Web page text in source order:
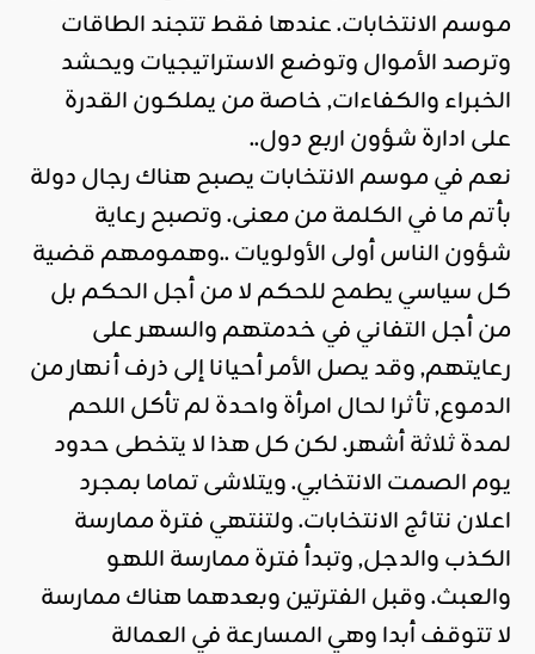
موسم الانتخابات. عندها فقط تتجند الطاقات
وترصد الأموال وتوضع الاستراتيجيات ويحشد
الخبراء والكفاءات, خاصة من يملكون القدرة
على ادارة شؤون اربع دول..
نعم في موسم الانتخابات يصبح هناك رجال دولة
بأتم ما في الكلمة من معنى. وتصبح رعاية
شؤون الناس أولى الأولويات ..وهمومهم قضية
كل سياسي يطمح للحكم لا من أجل الحكم بل
من أجل التفاني في خدمتهم والسهر على
رعايتهم, وقد يصل الأمر أحيانا إلى ذرف أنهار من
الدموع, تأثرا لحال امرأة واحدة لم تأكل اللحم
لمدة ثلاثة أشهر. لكن كل هذا لا يتخطى حدود
يوم الصمت الانتخابي. ويتلاشى تماما بمجرد
اعلان نتائج الانتخابات. ولتنتهي فترة ممارسة
الكذب والدجل, وتبدأ فترة ممارسة اللهو
والعبث. وقبل الفترتين وبعدهما هناك ممارسة
لا تتوقف أبدا وهي المسارعة في العمالة